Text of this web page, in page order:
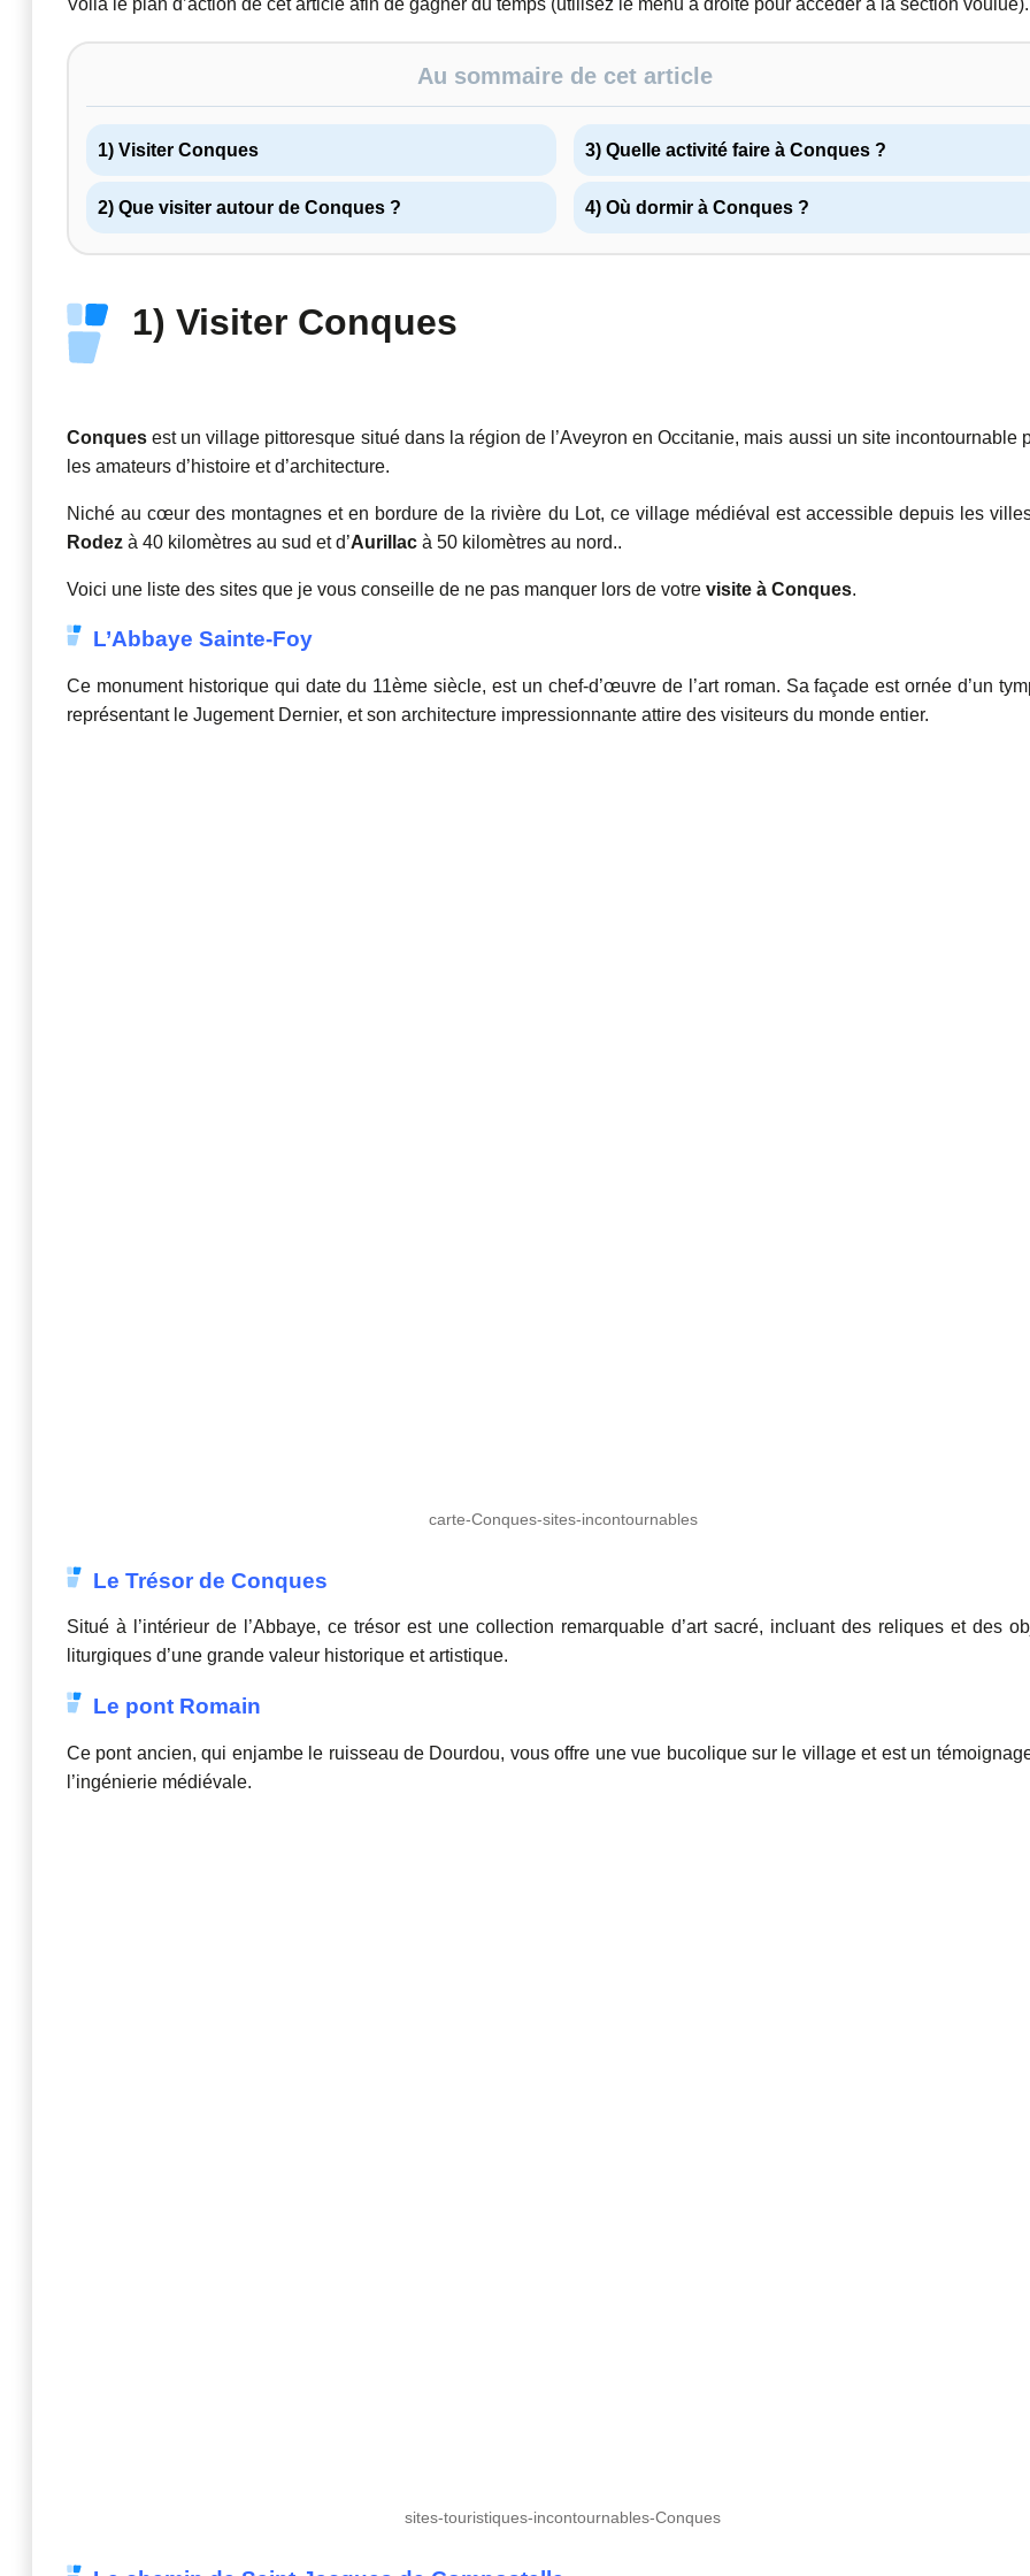
Au sommaire de cet article
1) Visiter Conques
2) Que visiter autour de Conques ?
3) Quelle activité faire à Conques ?
4) Où dormir à Conques ?
1) Visiter Conques
Conques est un village pittoresque situé dans la région de l’Aveyron en Occitanie, mais aussi un site incontournable
les amateurs d’histoire et d’architecture.
Niché au cœur des montagnes et en bordure de la rivière du Lot, ce village médiéval est accessible depuis les
Rodez à 40 kilomètres au sud et d’Aurillac à 50 kilomètres au nord..
Voici une liste des sites que je vous conseille de ne pas manquer lors de votre visite à Conques.
L’Abbaye Sainte-Foy
Ce monument historique qui date du 11ème siècle, est un chef-d’œuvre de l’art roman. Sa façade est ornée d’un
représentant le Jugement Dernier, et son architecture impressionnante attire des visiteurs du monde entier.
carte-Conques-sites-incontournables
Le Trésor de Conques
Situé à l’intérieur de l’Abbaye, ce trésor est une collection remarquable d’art sacré, incluant des reliques et des
liturgiques d’une grande valeur historique et artistique.
Le pont Romain
Ce pont ancien, qui enjambe le ruisseau de Dourdou, vous offre une vue bucolique sur le village et est un
l’ingénierie médiévale.
sites-touristiques-incontournables-Conques